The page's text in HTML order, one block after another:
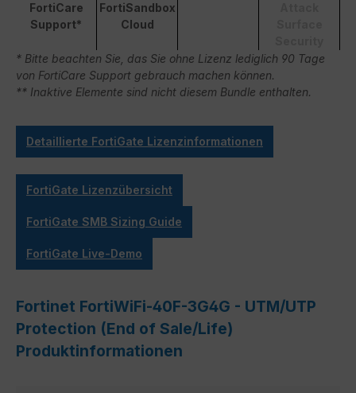
FortiCare
Support*
FortiSandbox
Cloud
* Bitte beachten Sie, das Sie ohne Lizenz lediglich 90 Tage
von FortiCare Support gebrauch machen können.
** Inaktive Elemente sind nicht diesem Bundle enthalten.
Detaillierte FortiGate Lizenzinformationen
FortiGate Lizenzübersicht
FortiGate SMB Sizing Guide
FortiGate Live-Demo
Fortinet FortiWiFi-40F-3G4G - UTM/UTP
Protection (End of Sale/Life)
Produktinformationen